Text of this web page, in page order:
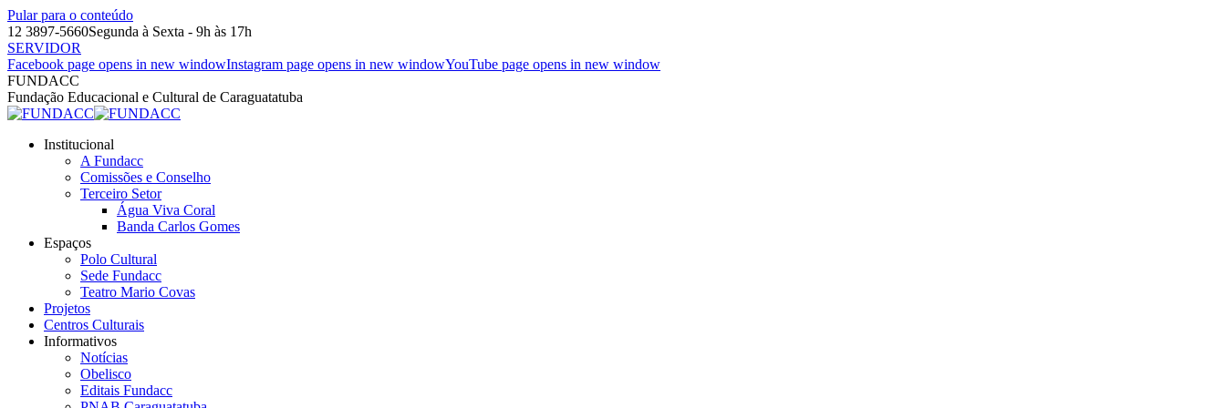
Pular para o conteúdo
12 3897-5660Segunda à Sexta - 9h às 17h
SERVIDOR
Facebook page opens in new windowInstagram page opens in new windowYouTube page opens in new window
FUNDACC
Fundação Educacional e Cultural de Caraguatatuba
Institucional
A Fundacc
Comissões e Conselho
Terceiro Setor
Água Viva Coral
Banda Carlos Gomes
Espaços
Polo Cultural
Sede Fundacc
Teatro Mario Covas
Projetos
Centros Culturais
Informativos
Notícias
Obelisco
Editais Fundacc